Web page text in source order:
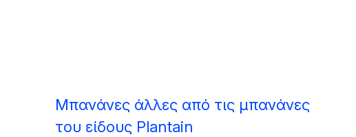
Μπανάνες άλλες από τις μπανάνες
του είδους Plantain